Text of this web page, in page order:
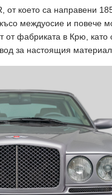
от което са направени
междуосие и повече
от фабриката в Крю, като
за настоящия